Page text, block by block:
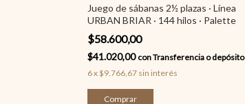
Juego de sábanas 2½ plazas · Línea
URBAN BRIAR · 144 hilos · Palette
$58.600,00
$41.020,00 conTransferencia o depósito
6x$9.766,67 sin interés
Comprar